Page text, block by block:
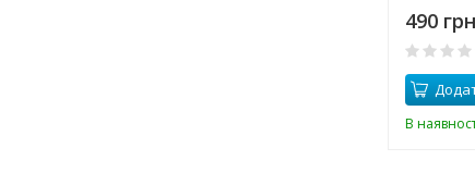
490
В